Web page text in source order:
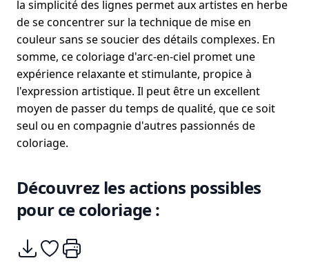
la simplicité des lignes permet aux artistes en herbe
de se concentrer sur la technique de mise en
couleur sans se soucier des détails complexes. En
somme, ce coloriage d'arc-en-ciel promet une
expérience relaxante et stimulante, propice à
l'expression artistique. Il peut être un excellent
moyen de passer du temps de qualité, que ce soit
seul ou en compagnie d'autres passionnés de
coloriage.
Découvrez les actions possibles
pour ce coloriage :
Télécharger
Ajouter à mes coups de coeurs
Imprimer